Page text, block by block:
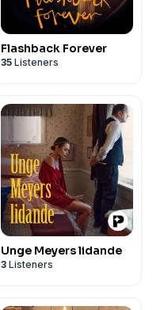
Flashback Forever
35 Listeners
Unge Meyers lidande
3 Listeners